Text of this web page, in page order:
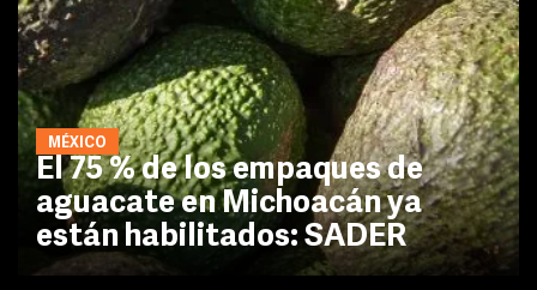
MÉXICO
El 75 % de los empaques de
aguacate en Michoacán ya
están habilitados: SADER